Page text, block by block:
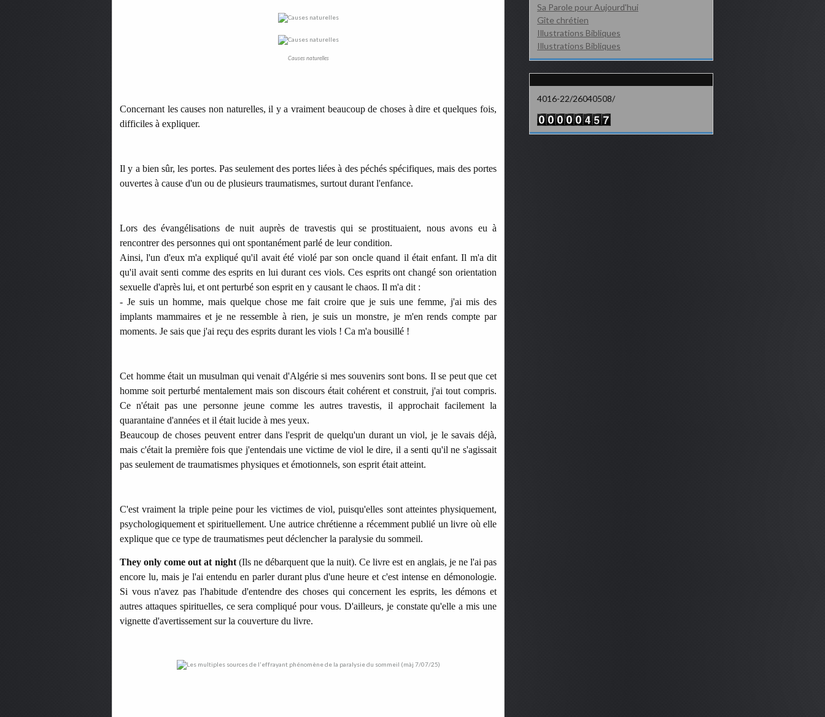
Causes naturelles
Concernant les causes non naturelles, il y a vraiment beaucoup de choses à dire et quelques fois,
difficiles à expliquer.
Il y a bien sûr, les portes. Pas seulement des portes liées à des péchés spécifiques, mais des portes
ouvertes à cause d'un ou de plusieurs traumatismes, surtout durant l'enfance.
Lors des évangélisations de nuit auprès de travestis qui se prostituaient, nous avons eu à
rencontrer des personnes qui ont spontanément parlé de leur condition.
Ainsi, l'un d'eux m'a expliqué qu'il avait été violé par son oncle quand il était enfant. Il m'a dit
qu'il avait senti comme des esprits en lui durant ces viols. Ces esprits ont changé son orientation
sexuelle d'après lui, et ont perturbé son esprit en y causant le chaos. Il m'a dit :
- Je suis un homme, mais quelque chose me fait croire que je suis une femme, j'ai mis des
implants mammaires et je ne ressemble à rien, je suis un monstre, je m'en rends compte par
moments. Je sais que j'ai reçu des esprits durant les viols ! Ca m'a bousillé !
Cet homme était un musulman qui venait d'Algérie si mes souvenirs sont bons. Il se peut que cet
homme soit perturbé mentalement mais son discours était cohérent et construit, j'ai tout compris.
Ce n'était pas une personne jeune comme les autres travestis, il approchait facilement la
quarantaine d'années et il était lucide à mes yeux.
Beaucoup de choses peuvent entrer dans l'esprit de quelqu'un durant un viol, je le savais déjà,
mais c'était la première fois que j'entendais une victime de viol le dire, il a senti qu'il ne s'agissait
pas seulement de traumatismes physiques et émotionnels, son esprit était atteint.
C'est vraiment la triple peine pour les victimes de viol, puisqu'elles sont atteintes physiquement,
psychologiquement et spirituellement. Une autrice chrétienne a récemment publié un livre où elle
explique que ce type de traumatismes peut déclencher la paralysie du sommeil.
They only come out at night(Ils ne débarquent que la nuit). Ce livre est en anglais, je ne l'ai pas
encore lu, mais je l'ai entendu en parler durant plus d'une heure et c'est intense en démonologie.
Si vous n'avez pas l'habitude d'entendre des choses qui concernent les esprits, les démons et
autres attaques spirituelles, ce sera compliqué pour vous. D'ailleurs, je constate qu'elle a mis une
vignette d'avertissement sur la couverture du livre.
Sa Parole pour Aujourd'hui
Gîte chrétien
Illustrations Bibliques
Illustrations Bibliques
4016-22/26040508/